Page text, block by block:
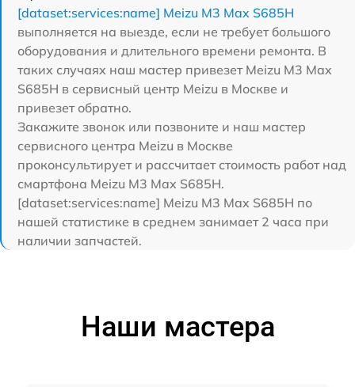
[dataset:services:name] Meizu M3 Max S685H
выполняется на выезде, если не требует большого
оборудования и длительного времени ремонта. В
таких случаях наш мастер привезет Meizu M3 Max
S685H в сервисный центр Meizu в Москве и
привезет обратно.
Закажите звонок или позвоните и наш мастер
сервисного центра Meizu в Москве
проконсультирует и рассчитает стоимость работ над
смартфона Meizu M3 Max S685H.
[dataset:services:name] Meizu M3 Max S685H по
нашей статистике в среднем занимает 2 часа при
наличии запчастей.
Наши мастера